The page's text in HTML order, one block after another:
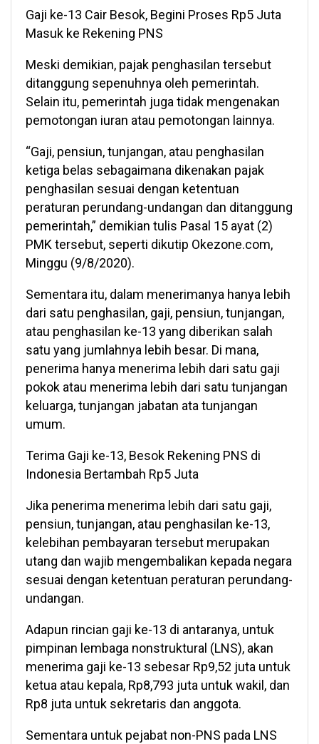
Gaji ke-13 Cair Besok, Begini Proses Rp5 Juta
Masuk ke Rekening PNS
Meski demikian, pajak penghasilan tersebut
ditanggung sepenuhnya oleh pemerintah.
Selain itu, pemerintah juga tidak mengenakan
pemotongan iuran atau pemotongan lainnya.
“Gaji, pensiun, tunjangan, atau penghasilan
ketiga belas sebagaimana dikenakan pajak
penghasilan sesuai dengan ketentuan
peraturan perundang-undangan dan ditanggung
pemerintah,” demikian tulis Pasal 15 ayat (2)
PMK tersebut, seperti dikutip Okezone.com,
Minggu (9/8/2020).
Sementara itu, dalam menerimanya hanya lebih
dari satu penghasilan, gaji, pensiun, tunjangan,
atau penghasilan ke-13 yang diberikan salah
satu yang jumlahnya lebih besar. Di mana,
penerima hanya menerima lebih dari satu gaji
pokok atau menerima lebih dari satu tunjangan
keluarga, tunjangan jabatan ata tunjangan
umum.
Terima Gaji ke-13, Besok Rekening PNS di
Indonesia Bertambah Rp5 Juta
Jika penerima menerima lebih dari satu gaji,
pensiun, tunjangan, atau penghasilan ke-13,
kelebihan pembayaran tersebut merupakan
utang dan wajib mengembalikan kepada negara
sesuai dengan ketentuan peraturan perundang-
undangan.
Adapun rincian gaji ke-13 di antaranya, untuk
pimpinan lembaga nonstruktural (LNS), akan
menerima gaji ke-13 sebesar Rp9,52 juta untuk
ketua atau kepala, Rp8,793 juta untuk wakil, dan
Rp8 juta untuk sekretaris dan anggota.
Sementara untuk pejabat non-PNS pada LNS